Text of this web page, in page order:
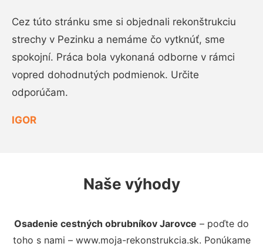
Cez túto stránku sme si objednali rekonštrukciu
strechy v Pezinku a nemáme čo vytknúť, sme
spokojní. Práca bola vykonaná odborne v rámci
vopred dohodnutých podmienok. Určite
odporúčam.
IGOR
Naše výhody
Osadenie cestných obrubníkov Jarovce – poďte do
toho s nami – www.moja-rekonstrukcia.sk. Ponúkame